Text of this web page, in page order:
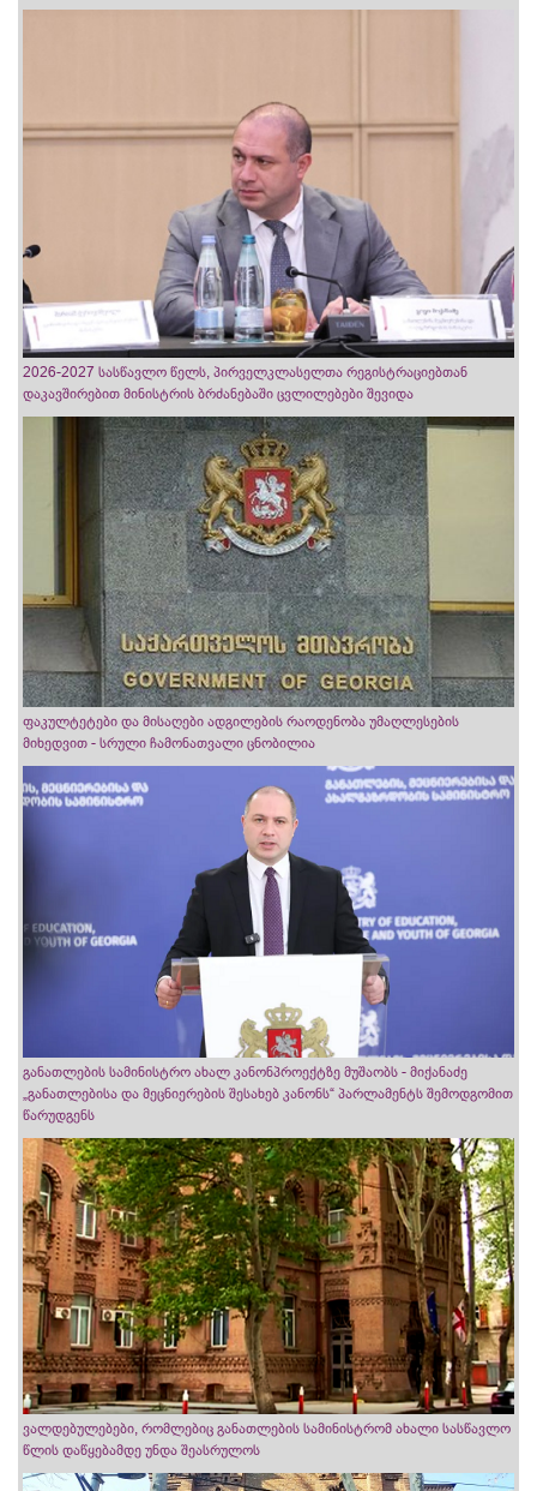
2026-2027 სასწავლო წელს, პირველკლასელთა რეგისტრაციებთან
დაკავშირებით მინისტრის ბრძანებაში ცვლილებები შევიდა
ფაკულტეტები და მისაღები ადგილების რაოდენობა უმაღლესების
მიხედვით - სრული ჩამონათვალი ცნობილია
განათლების სამინისტრო ახალ კანონპროექტზე მუშაობს - მიქანაძე
„განათლებისა და მეცნიერების შესახებ კანონს“ პარლამენტს შემოდგომით
წარუდგენს
ვალდებულებები, რომლებიც განათლების სამინისტრომ ახალი სასწავლო
წლის დაწყებამდე უნდა შეასრულოს